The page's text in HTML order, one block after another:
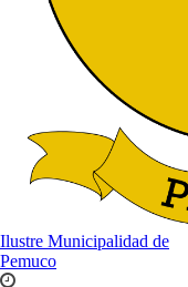
Ilustre Municipalidad de
Pemuco